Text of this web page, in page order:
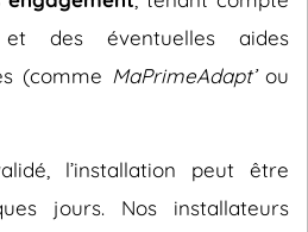
des éventuelles aides
(comme MaPrimeAdapt’ou
l’installation peut être
jours. Nos installateurs